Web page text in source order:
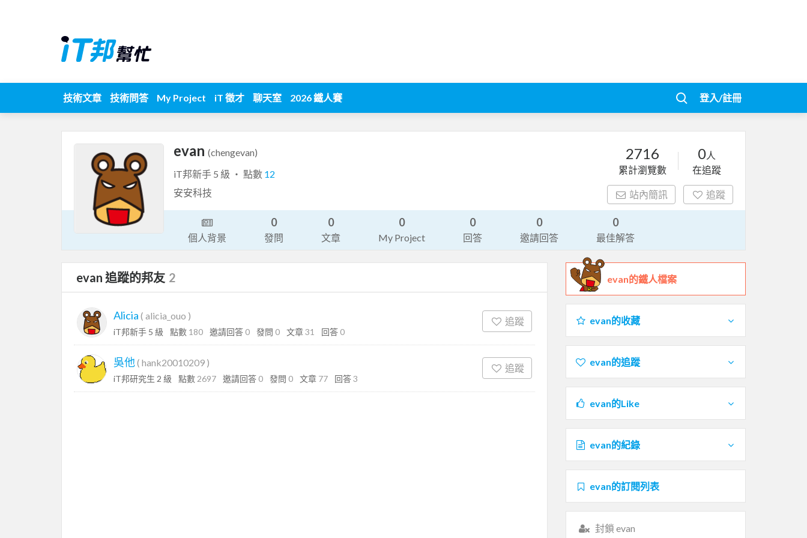
技術文章 技術問答 My Project iT 徵才 聊天室 2026 鐵人賽 登入/註冊
evan (chengevan)
iT邦新手 5 級 ‧ 點數 12
安安科技
2716
累計瀏覽數
0人
在追蹤
站內簡訊 追蹤
個人背景
0
發問
0
文章
0
My Project
0
回答
0
邀請回答
0
最佳解答
evan 追蹤的邦友 2
Alicia ( alicia_ouo )
iT邦新手 5 級 點數 180 邀請回答 0 發問 0 文章31 回答 0
追蹤
吳他( hank20010209 )
iT邦研究生 2 級 點數 2697 邀請回答 0 發問 0 文章 77 回答3
追蹤
evan的鐵人檔案
evan的收藏
evan的追蹤
evan的Like
evan的紀錄
evan的訂閱列表
封鎖 evan